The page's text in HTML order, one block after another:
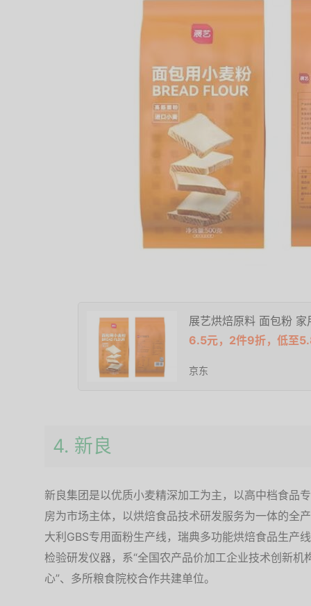
展艺烘焙原料 面包粉
6.5元，2件9折，低至
京东
4. 新良
新良集团是以优质小麦精深加工为主，以高中档食品
房为市场主体，以烘焙食品技术研发服务为一体的全
大利GBS专用面粉生产线，瑞典多功能烘焙食品生产
检验研发仪器，系“全国农产品价加工企业技术创新机
心”、多所粮食院校合作共建单位。